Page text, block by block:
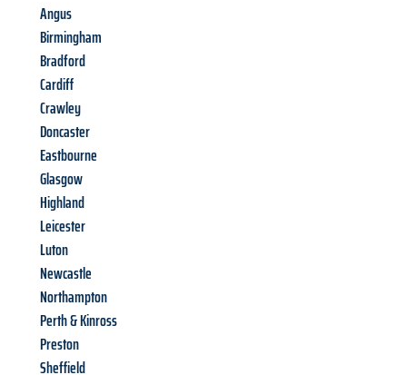
Angus
Birmingham
Bradford
Cardiff
Crawley
Doncaster
Eastbourne
Glasgow
Highland
Leicester
Luton
Newcastle
Northampton
Perth & Kinross
Preston
Sheffield